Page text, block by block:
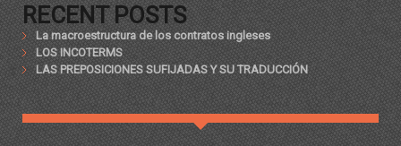
RECENT POSTS
La macroestructura de los contratos ingleses
LOS INCOTERMS
LAS PREPOSICIONES SUFIJADAS Y SU TRADUCCIÓN